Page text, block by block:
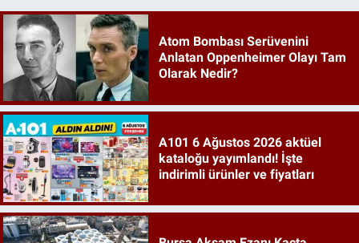
Atom Bombası Serüvenini
Anlatan Oppenheimer Olayı Tam
Olarak Nedir?
A101 6 Ağustos 2026 aktüel
kataloğu yayımlandı! İşte
indirimli ürünler ve fiyatları